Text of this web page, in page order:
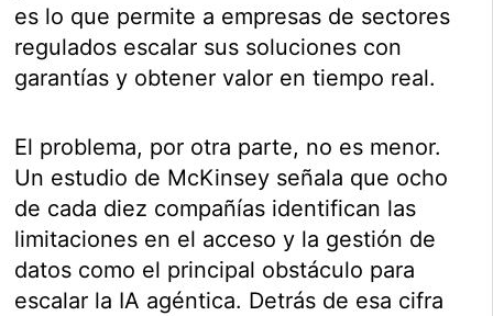
es lo que permite a empresas de sectores
regulados escalar sus soluciones con
garantías y obtener valor en tiempo real.
El problema, por otra parte, no es menor.
Un estudio de McKinsey señala que ocho
de cada diez compañías identifican las
limitaciones en el acceso y la gestión de
datos como el principal obstáculo para
escalar la IA agéntica. Detrás de esa cifra